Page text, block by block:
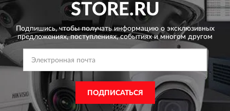
STORE.RU
Подпишись, чтобы получать информацию о эксклюзивных
предложениях,поступлениях, событиях и многом другом
ПОДПИСАТЬСЯ